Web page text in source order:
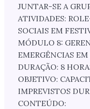
JUNTAR-SE A
ATIVIDADES:
SOCIAIS EM
MÓDULO 8:
EMERGÊNCIAS
DURAÇÃO: 8
OBJETIVO:
IMPREVISTOS
CONTEÚDO: